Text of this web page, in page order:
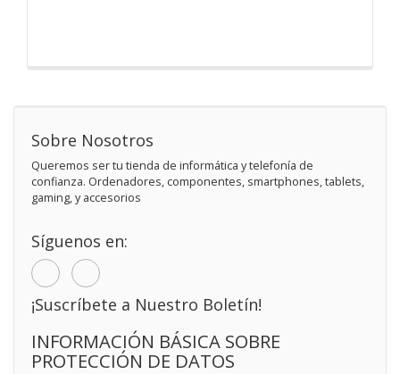
Sobre Nosotros
Queremos ser tu tienda de informática y telefonía de
confianza. Ordenadores, componentes, smartphones, tablets,
gaming, y accesorios
Síguenos en:
¡Suscríbete a Nuestro Boletín!
INFORMACIÓN BÁSICA SOBRE
PROTECCIÓN DE DATOS